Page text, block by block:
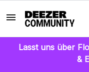
Lasst uns über
&